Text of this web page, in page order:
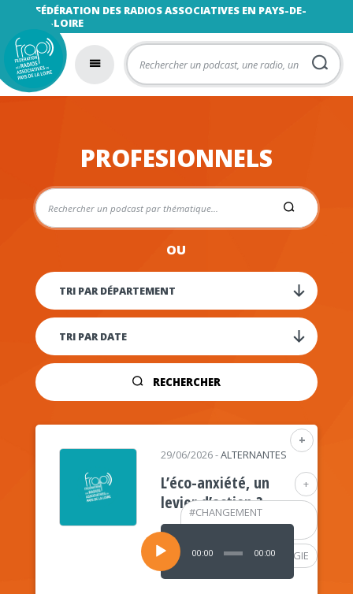
FÉDÉRATION DES RADIOS ASSOCIATIVES EN PAYS-DE-
LA-LOIRE
PROFESIONNELS
OU
RECHERCHER
+
+
#CHANGEMENT
CLIMATIQUE
#PSYCHOLOGIE
29/06/2026-ALTERNANTES
L’éco-anxiété, un
levier d’action ?
Lecteur
audio
00:00 00:00